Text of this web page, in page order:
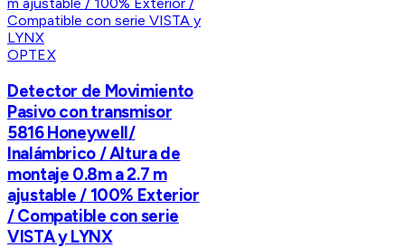
OPTEX
Detector de Movimiento
Pasivo con transmisor
5816 Honeywell/
Inalámbrico / Altura de
montaje 0.8m a 2.7 m
ajustable / 100% Exterior
/ Compatible con serie
VISTA y LYNX